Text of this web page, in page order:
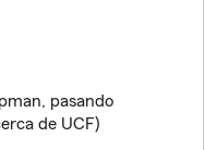
pasando
de UCF)